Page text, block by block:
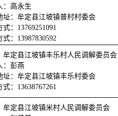
：高永生
址：牟定县江坡镇普村村委会
：13769251091
：13987830592
牟定县江坡镇丰乐村人民调解委员会
：彭燕
址：牟定县江坡镇丰乐村委会
：13638767261
牟定县江坡镇米村人民调解委员会